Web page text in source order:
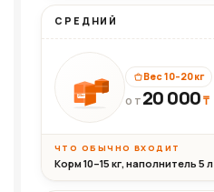
СРЕДНИЙ
20кг
Вес 10–20 кг
ОТ 20 000₸
ЧТО ОБЫЧНО ВХОДИТ
Корм 10–15 кг, наполнитель 5 л